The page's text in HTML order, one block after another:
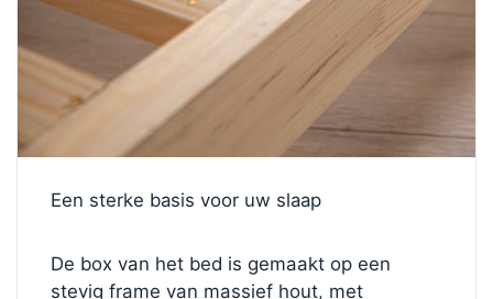
Een sterke basis voor uw slaap
De box van het bed is gemaakt op een
stevig frame van massief hout, met